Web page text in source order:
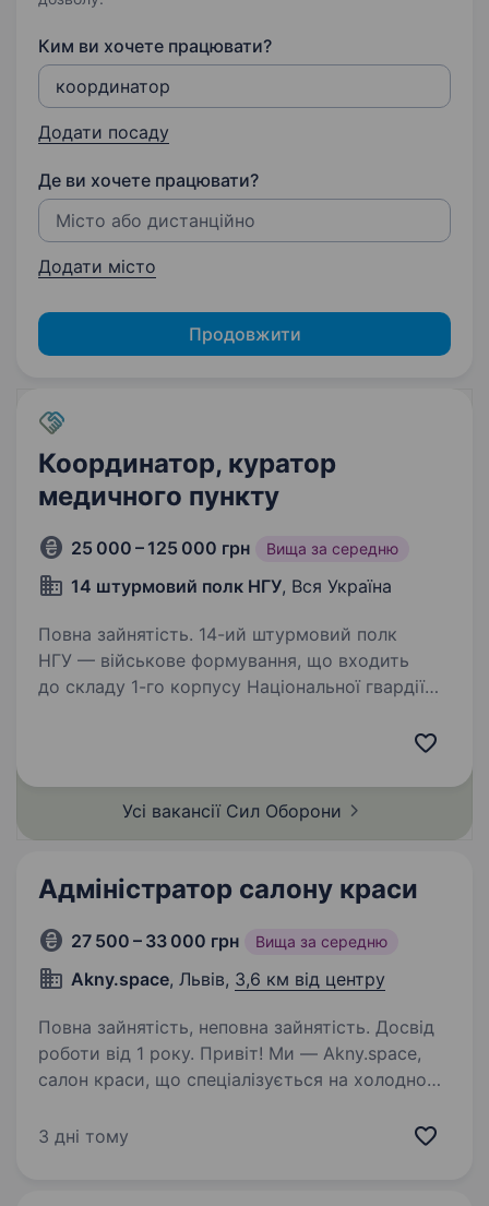
Ким ви хочете працювати?
Додати посаду
Де ви хочете працювати?
Додати місто
Продовжити
Координатор, куратор
медичного пункту
25 000 – 125 000 грн Вища за середню
14 штурмовий полк НГУ, Вся Україна
Повна зайнятість. 14-ий штурмовий полк
НГУ — військове формування, що входить
до складу 1-го корпусу Національної гвардії
Усі вакансії Сил Оборони
Адміністратор салону краси
27 500 – 33 000 грн Вища за середню
Akny.space, Львів, 3,6 км від центру
Повна зайнятість, неповна зайнятість. Досвід
роботи від 1 року. Привіт! Ми — Akny.space,
салон краси, що спеціалізується на холодному
місце, де краса поєднується
3 дні тому